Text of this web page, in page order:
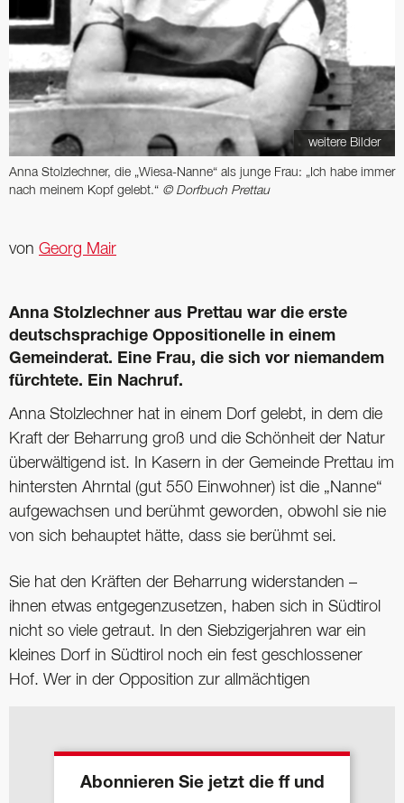
weitere Bilder
Anna Stolzlechner, die „Wiesa-Nanne“ als junge Frau: „Ich habe immer
nach meinem Kopf gelebt.“ © Dorfbuch Prettau
von Georg Mair
Anna Stolzlechner aus Prettau war die erste
deutschsprachige Oppositionelle in einem
Gemeinderat. Eine Frau, die sich vor niemandem
fürchtete. Ein Nachruf.
Anna Stolzlechner hat in einem Dorf gelebt, in dem die
Kraft der Beharrung groß und die Schönheit der Natur
überwältigend ist. In Kasern in der Gemeinde Prettau im
hintersten Ahrntal (gut 550 Einwohner) ist die „Nanne“
aufgewachsen und berühmt geworden, obwohl sie nie
von sich behauptet hätte, dass sie berühmt sei.
Sie hat den Kräften der Beharrung widerstanden –
ihnen etwas entgegenzusetzen, haben sich in Südtirol
nicht so viele getraut. In den Siebzigerjahren war ein
kleines Dorf in Südtirol noch ein fest geschlossener
Hof. Wer in der Opposition zur allmächtigen
Abonnieren Sie jetzt die ff und